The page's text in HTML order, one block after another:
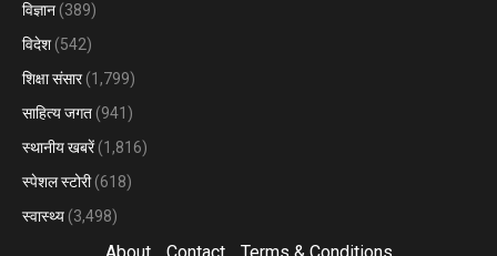
विज्ञान (389)
विदेश (542)
शिक्षा संसार(1,799)
साहित्य जगत (941)
स्थानीय खबरें(1,816)
स्पेशल स्टोरी(618)
स्वास्थ्य (3,498)